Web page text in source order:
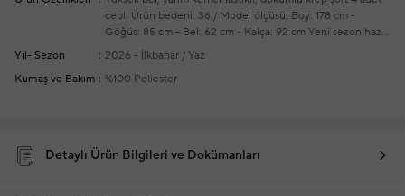
cepli Ürün bedeni: 36 / Model ölçüsü: Boy: 178 cm -
Göğüs: 85 cm - Bel: 62 cm - Kalça: 92 cm Yeni sezon hazır
giyim alışverişlerinizde ücretsiz tadilat yapılmaktadır
Yıl- Sezon
2026 - İlkbahar / Yaz
Kumaş ve Bakım
%100 Poliester
Detaylı Ürün Bilgileri ve Dokümanları